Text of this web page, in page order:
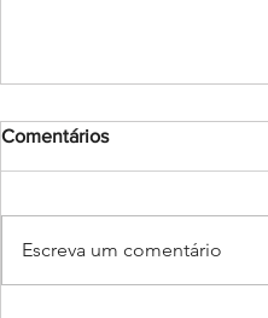
Comentários
Escreva um comentário